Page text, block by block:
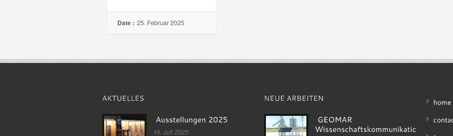
Date : 25. Februar 2025
16. Juli 2025
home